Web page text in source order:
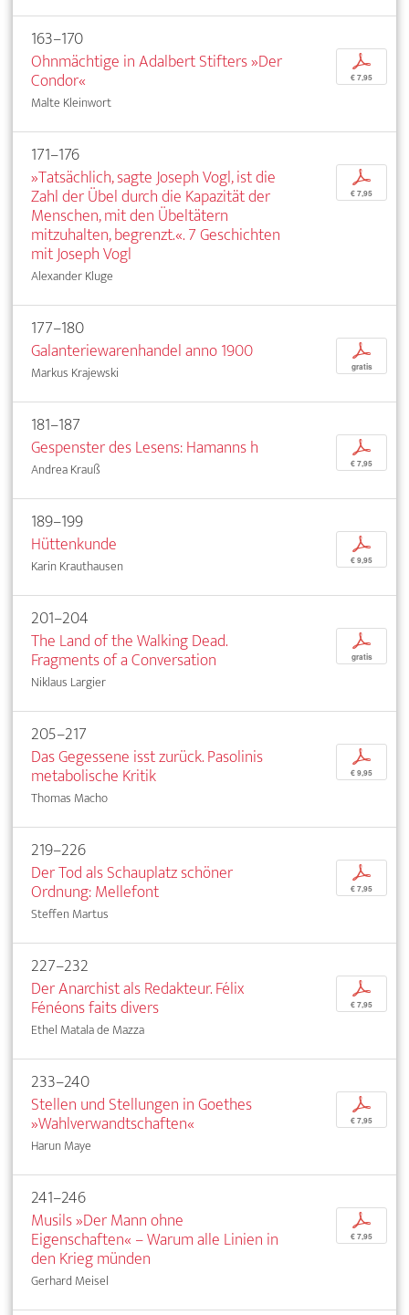
163–170
Ohnmächtige in Adalbert Stifters »Der
Condor«
Malte Kleinwort
p
€ 7,95
171–176
»Tatsächlich, sagte Joseph Vogl, ist die
Zahl der Übel durch die Kapazität der
Menschen, mit den Übeltätern
mitzuhalten, begrenzt.«. 7 Geschichten
mit Joseph Vogl
Alexander Kluge
p
€ 7,95
177–180
Galanteriewarenhandel anno 1900
Markus Krajewski
p
gratis
181–187
Gespenster des Lesens: Hamanns h
Andrea Krauß
p
€ 7,95
189–199
Hüttenkunde
Karin Krauthausen
p
€ 9,95
201–204
The Land of the Walking Dead.
Fragments of a Conversation
Niklaus Largier
p
gratis
205–217
Das Gegessene isst zurück. Pasolinis
metabolische Kritik
Thomas Macho
p
€ 9,95
219–226
Der Tod als Schauplatz schöner
Ordnung: Mellefont
Steffen Martus
p
€ 7,95
227–232
Der Anarchist als Redakteur. Félix
Fénéons faits divers
Ethel Matala de Mazza
p
€ 7,95
233–240
Stellen und Stellungen in Goethes
»Wahlverwandtschaften«
Harun Maye
p
€ 7,95
241–246
Musils »Der Mann ohne
Eigenschaften« – Warum alle Linien in
den Krieg münden
Gerhard Meisel
p
€ 7,95